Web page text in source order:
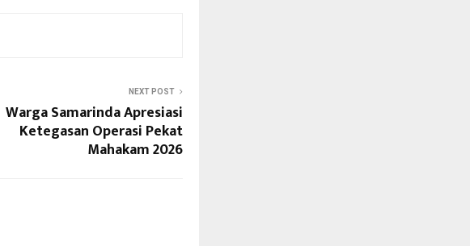
NEXT POST
Warga Samarinda Apresiasi
Ketegasan Operasi Pekat
Mahakam 2026